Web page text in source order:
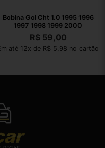
Bobina Gol Cht 1.0 1995 1996
1997 1998 1999 2000
R$59,00
até 12x de R$ 5,98 no cartão